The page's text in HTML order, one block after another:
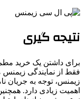
نتیجه گیری
برای داشتن یک خرید
فقط از نمایندگی زیمنس
زیمنس، توجه به جریان